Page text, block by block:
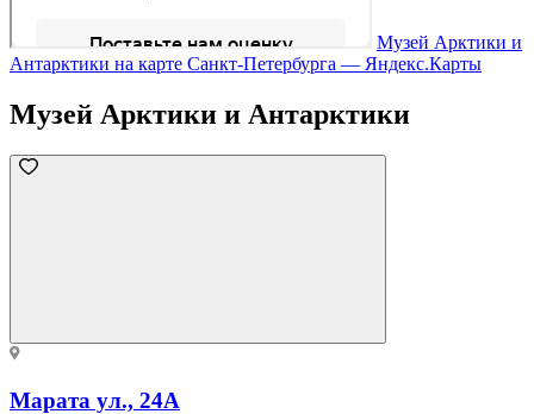
Музей Арктики и
Антарктики на карте Санкт‑Петербурга — Яндекс.Карты
Музей Арктики и Антарктики
Марата ул., 24А